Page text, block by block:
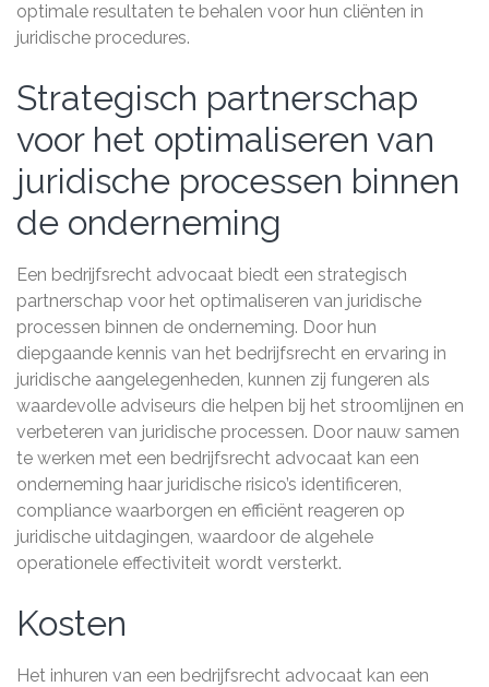
optimale resultaten te behalen voor hun cliënten in
juridische procedures.
Strategisch partnerschap
voor het optimaliseren van
juridische processen binnen
de onderneming
Een bedrijfsrecht advocaat biedt een strategisch
partnerschap voor het optimaliseren van juridische
processen binnen de onderneming. Door hun
diepgaande kennis van het bedrijfsrecht en ervaring in
juridische aangelegenheden, kunnen zij fungeren als
waardevolle adviseurs die helpen bij het stroomlijnen en
verbeteren van juridische processen. Door nauw samen
te werken met een bedrijfsrecht advocaat kan een
onderneming haar juridische risico’s identificeren,
compliance waarborgen en efficiënt reageren op
juridische uitdagingen, waardoor de algehele
operationele effectiviteit wordt versterkt.
Kosten
Het inhuren van een bedrijfsrecht advocaat kan een